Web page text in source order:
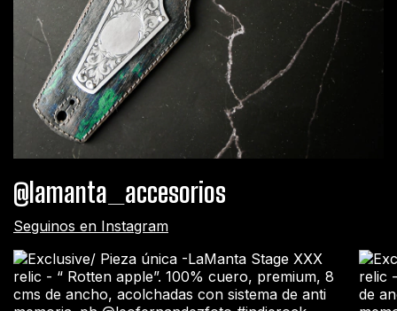
@lamanta_accesorios
Seguinos en Instagram